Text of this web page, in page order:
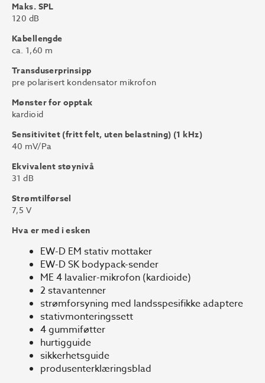
Maks. SPL
120 dB
Kabellengde
ca. 1,60 m
Transduserprinsipp
pre polarisert kondensator mikrofon
Mønster for opptak
kardioid
Sensitivitet (fritt felt, uten belastning) (1 kHz)
40 mV/Pa
Ekvivalent støynivå
31 dB
Strømtilførsel
7,5 V
Hva er med i esken
EW-D EM stativ mottaker
EW-D SK bodypack-sender
ME 4 lavalier-mikrofon (kardioide)
2 stavantenner
strømforsyning med landsspesifikke adaptere
stativmonteringssett
4 gummiføtter
hurtigguide
sikkerhetsguide
produsenterklæringsblad